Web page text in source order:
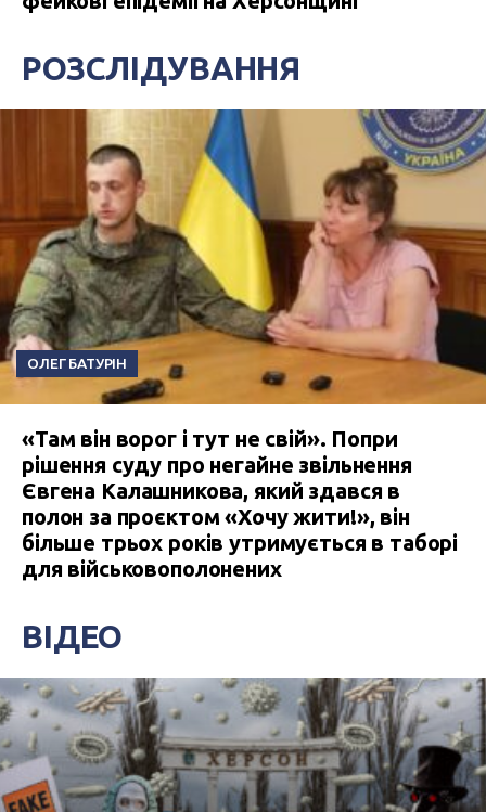
РОЗСЛІДУВАННЯ
ОЛЕГ БАТУРІН
«Там він ворог і тут не свій». Попри
рішення суду про негайне звільнення
Євгена Калашникова, який здався в
полон за проєктом «Хочу жити!», він
більше трьох років утримується в таборі
для військовополонених
ВІДЕО